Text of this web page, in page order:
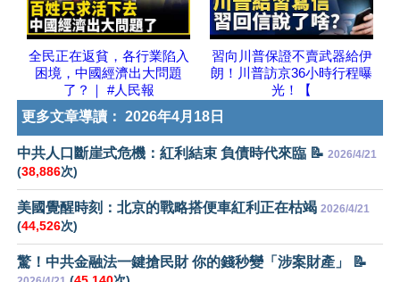
全民正在返貧，各行業陷入
困境，中國經濟出大問題
了？｜ #人民報
習向川普保證不賣武器給伊
朗！川普訪京36小時行程曝
光！【
更多文章導讀： 2026年4月18日
中共人口斷崖式危機：紅利結束 負債時代來臨 📝 2026/4/21
(38,886次)
美國覺醒時刻：北京的戰略搭便車紅利正在枯竭 2026/4/21
(44,526次)
驚！中共金融法一鍵搶民財 你的錢秒變「涉案財產」 📝